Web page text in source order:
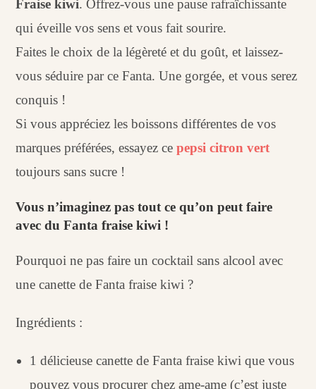
Fraise kiwi. Offrez-vous une pause rafraîchissante
qui éveille vos sens et vous fait sourire.
Faites le choix de la légèreté et du goût, et laissez-
vous séduire par ce Fanta. Une gorgée, et vous serez
conquis !
Si vous appréciez les boissons différentes de vos
marques préférées, essayez cepepsi citron vert
toujours sans sucre !
Vous n’imaginez pas tout ce qu’on peut faire
avec du Fanta fraise kiwi !
Pourquoi ne pas faire un cocktail sans alcool avec
une canette de Fanta fraise kiwi ?
Ingrédients :
1 délicieuse canette de Fanta fraise kiwi que vous
pouvez vous procurer chez ame-ame (c’est juste